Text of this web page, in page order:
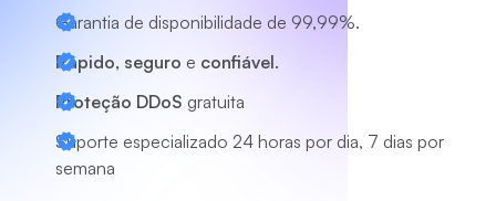
Garantia de disponibilidade de 99,99%.
Rápido, seguro e confiável.
Proteção DDoS gratuita
Suporte especializado 24 horas por dia, 7 dias por
semana